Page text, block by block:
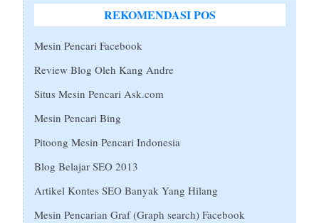
REKOMENDASI POS
Mesin Pencari Facebook
Review Blog Oleh Kang Andre
Situs Mesin Pencari Ask.com
Mesin Pencari Bing
Pitoong Mesin Pencari Indonesia
Blog Belajar SEO 2013
Artikel Kontes SEO Banyak Yang Hilang
Mesin Pencarian Graf (Graph search) Facebook